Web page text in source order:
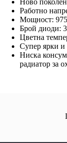
Работно
Мощност:
Брой диоди:
Цветна
Супер ярки и
Ниска
радиатор за